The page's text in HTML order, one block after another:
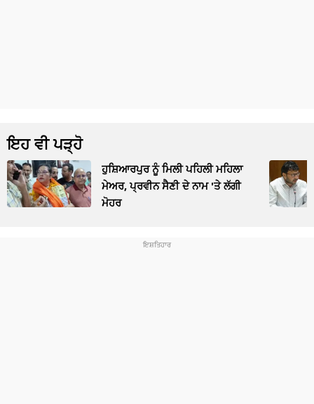
ਇਹ ਵੀ ਪੜ੍ਹੋ
ਹੁਸ਼ਿਆਰਪੁਰ ਨੂੰ ਮਿਲੀ ਪਹਿਲੀ ਮਹਿਲਾ
ਮੇਅਰ, ਪ੍ਰਵੀਨ ਸੈਣੀ ਦੇ ਨਾਮ 'ਤੇ ਲੱਗੀ
ਮੋਹਰ